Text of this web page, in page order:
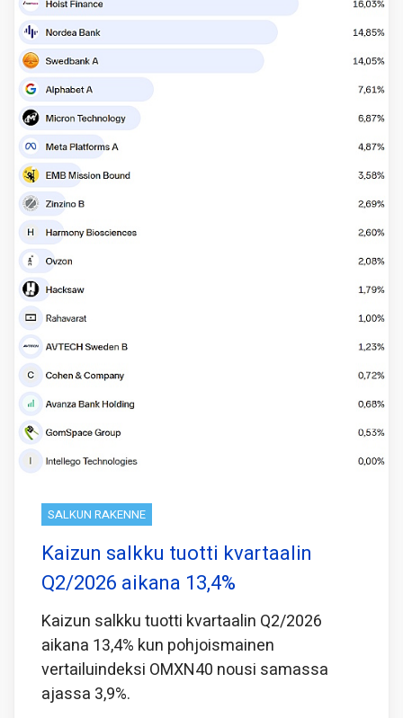
SALKUN RAKENNE
Kaizun salkku tuotti kvartaalin
Q2/2026 aikana 13,4%
Kaizun salkku tuotti kvartaalin Q2/2026
aikana 13,4% kun pohjoismainen
vertailuindeksi OMXN40 nousi samassa
ajassa 3,9%.